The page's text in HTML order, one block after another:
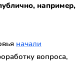
например,
начали
вопроса,